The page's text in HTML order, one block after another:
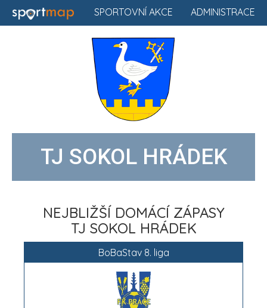
ADMINISTRACE
SPORTOVNÍ AKCE
TJ SOKOL HRÁDEK
NEJBLIŽŠÍ DOMÁCÍ ZÁPASY
TJ SOKOL HRÁDEK
BoBaStav 8. liga